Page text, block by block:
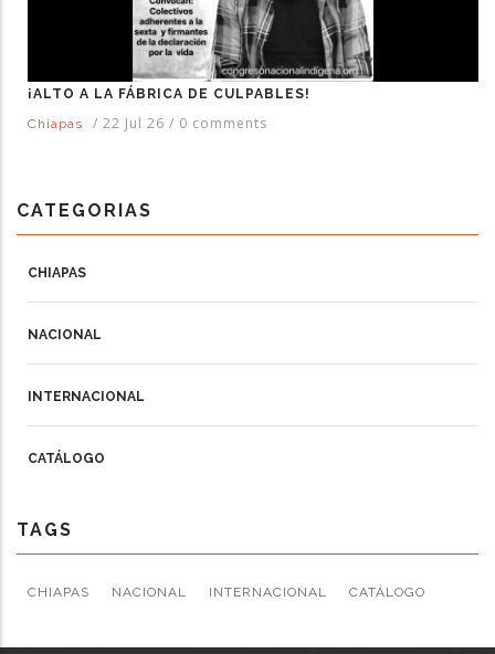
¡ALTO A LA FÁBRICA DE CULPABLES!
Chiapas
/ 22 Jul 26 / 0 comments
CATEGORIAS
CHIAPAS
NACIONAL
INTERNACIONAL
CATÁLOGO
TAGS
CHIAPAS NACIONAL INTERNACIONAL CATÁLOGO